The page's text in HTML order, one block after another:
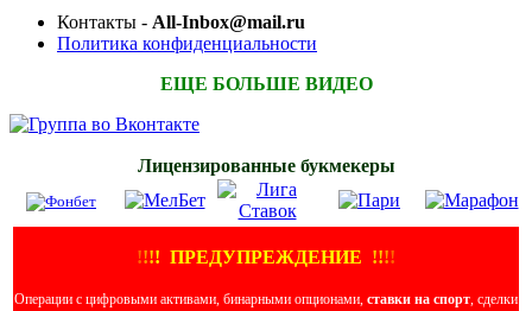
Контакты - All-Inbox@mail.ru
Политика конфиденциальности
ЕЩЕ БОЛЬШЕ ВИДЕО
Лицензированные букмекеры
!!!! ПРЕДУПРЕЖДЕНИЕ !!!!
Операции с цифровыми активами, бинарными опционами, ставки на спорт, сделки